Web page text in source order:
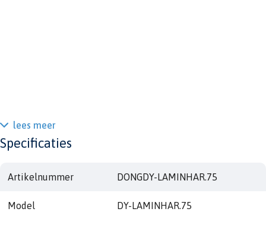
lees meer
Specificaties
Artikelnummer DONGDY-LAMINHAR.75
Model DY-LAMINHAR.75